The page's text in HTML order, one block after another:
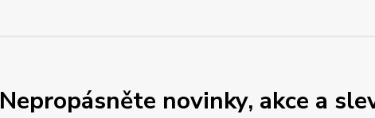
Nepropásněte novinky, akce a